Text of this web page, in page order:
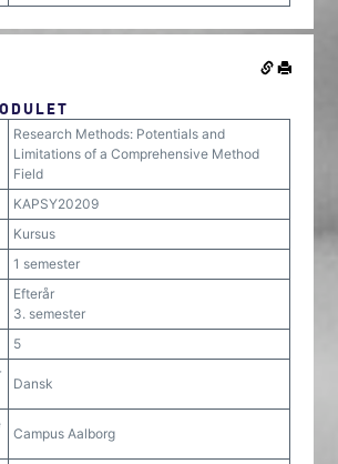
Research Methods: Potentials and
Limitations of a Comprehensive Method
Field
KAPSY20209
Kursus
1 semester
Efterår
3. semester
5
Dansk
Campus Aalborg